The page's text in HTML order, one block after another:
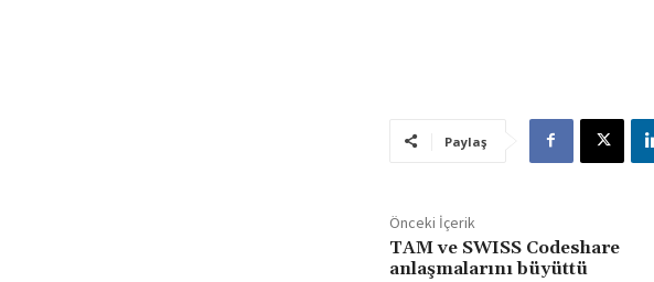
Paylaş
Önceki İçerik
TAM ve SWISS Codeshare
anlaşmalarını büyüttü